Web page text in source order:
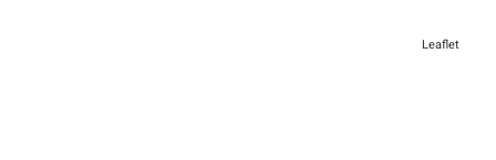
Leaflet